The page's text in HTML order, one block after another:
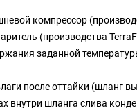
компрессор
(производства
заданной
после оттайки (шланг
внутри шланга слива